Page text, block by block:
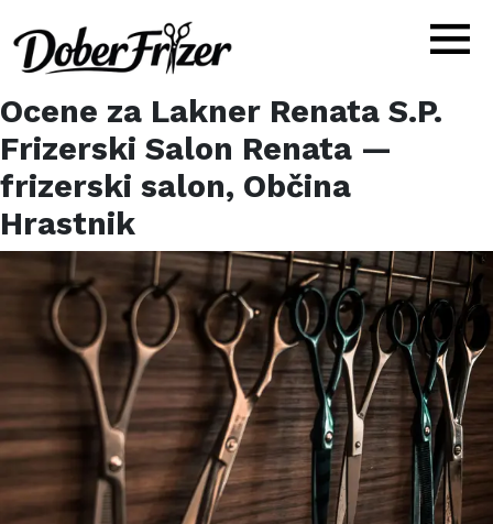
Ocene za Lakner Renata S.P.
Frizerski Salon Renata —
frizerski salon, Občina
Hrastnik